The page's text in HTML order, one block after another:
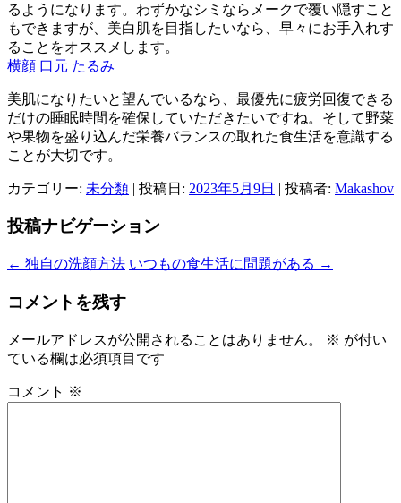
るようになります。わずかなシミならメークで覆い隠すこと
もできますが、美白肌を目指したいなら、早々にお手入れす
ることをオススメします。
横顔 口元 たるみ
美肌になりたいと望んでいるなら、最優先に疲労回復できる
だけの睡眠時間を確保していただきたいですね。そして野菜
や果物を盛り込んだ栄養バランスの取れた食生活を意識する
ことが大切です。
カテゴリー: 未分類 | 投稿日: 2023年5月9日 | 投稿者: Makashov
投稿ナビゲーション
← 独自の洗顔方法 いつもの食生活に問題がある →
コメントを残す
メールアドレスが公開されることはありません。 ※ が付い
ている欄は必須項目です
コメント ※